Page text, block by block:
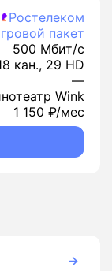
Ростелеком
пакет
500 Мбит/с
кан., 29 HD
—
Wink
1 150 ₽/мес